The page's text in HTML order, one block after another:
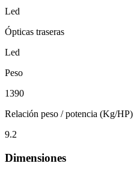
Led
Ópticas traseras
Led
Peso
1390
Relación peso / potencia (Kg/HP)
9.2
Dimensiones